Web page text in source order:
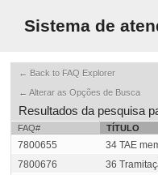
Sistema de
← Back to FAQ Explorer
← Alterar as Opções de Busca
Resultados da pesquisa
FAQ#
TÍTULO
7800655 34 TAE
7800676
36